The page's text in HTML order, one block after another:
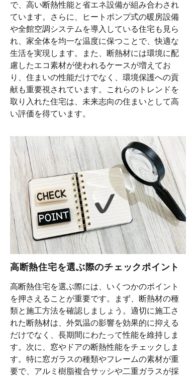
で、高い断熱性能と省エネ設備が組み合わされ
ています。さらに、ヒートポンプ式の暖房設備
や全館空調システムを導入している住宅も見ら
れ、家全体を均一な温度に保つことで、快適な
生活を実現します。また、断熱材には環境に配
慮したエコ素材が使われるケースが増えてお
り、住まいの性能だけでなく、環境保護への貢
献も重要視されています。これらのトレンドを
取り入れた住宅は、未来志向の住まいとして高
い評価を得ています。
高断熱住宅を選ぶ際のチェックポイント
高断熱住宅を選ぶ際には、いくつかのポイント
を押さえることが重要です。まず、断熱材の種
類と施工方法を確認しましょう。適切に施工さ
れた断熱材は、外気温の影響を効果的に抑える
だけでなく、長期間にわたって性能を維持しま
す。次に、窓やドアの断熱性能をチェックしま
す。特に窓ガラスの種類やフレームの素材が重
要で、アルミ樹脂複合サッシや二重ガラスが採